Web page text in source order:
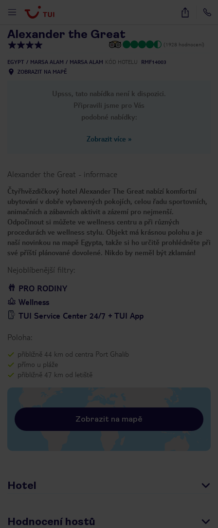
57
Alexander the Great
(1928 hodnocení)
EGYPT MARSA ALAM MARSA ALAM KÓD HOTELU
RMF14003
ZOBRAZIT NA MAPĚ
Upsss, tato nabídka není k dispozici.
Připravili jsme pro Vás
podobné nabídky:
Zobrazit více »
Alexander the Great - informace
Čtyřhvězdičkový hotel Alexander The Great nabízí komfortní
ubytování v dobře vybavených pokojích, celou řadu sportovních,
animačních a zábavních aktivit a zázemí pro nejmenší.
Odpočinout si můžete ve wellness centru a při různých
procedurách ve wellness stylu. Objekt má krásnou polohu a je
naší novinkou na mapě Egypta, takže si ho určitě prohlédněte při
své příští plánované dovolené. Nikdo by neměl být zklamán!
Nejoblíbenější filtry:
PRO RODINY
Wellness
TUI Service Center 24/7 + TUI App
Poloha:
přibližně 44 km od centra Port Ghalib
přímo u pláže
přibližně 47 km od letiště
Zobrazit na mapě
Hotel
Hodnocení hostů